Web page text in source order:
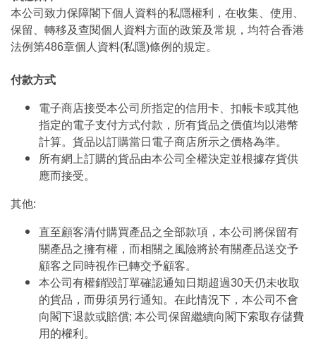
本公司致力保障閣下個人資料的私隱權利，在收集、使用、
保留、轉移及查閱個人資料方面的政策及常規，均符合香港
法例第486章個人資料(私隱)條例的規定。
付款方式
電子商店接受本公司所指定的信用卡、扣帳卡或其他
指定的電子支付方式付款，所有貨品之價值均以港幣
計算。貨品以訂購當日電子商店所示之價格為準。
所有網上訂購的貨品由本公司全權決定並根據存貨供
應而接受。
其他:
直至顧客清付購買產品之全部款項，本公司將保留有
關產品之擁有權，而相關之風險將於有關產品送交予
顧客之同時視作已轉交予顧客。
本公司有權銷毀訂單確認通知日期超過30天仍未收取
的貨品，而毋須另行通知。在此情況下，本公司不會
向閣下退款或賠償; 本公司保留繼續向閣下索取存儲費
用的權利。